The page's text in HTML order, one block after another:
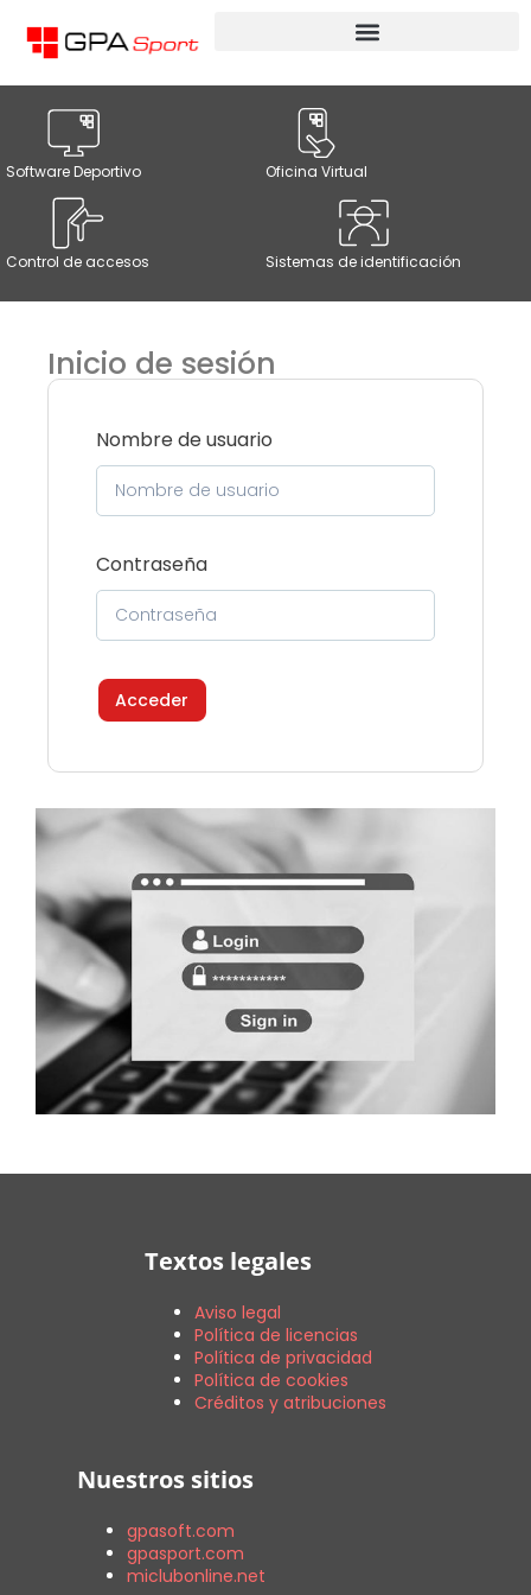
Software Deportivo Oficina Virtual
Control de accesos Sistemas de identificación
Inicio de sesión
Nombre de usuario
Contraseña
Acceder
Textos legales
Aviso legal
Política de licencias
Política de privacidad
Política de cookies
Créditos y atribuciones
Nuestros sitios
gpasoft.com
gpasport.com
miclubonline.net